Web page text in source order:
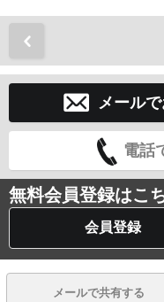
メール
電話
無料会員登録はこ
会員登録
メールで共有する